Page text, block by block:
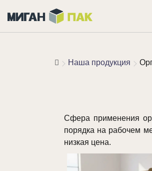
Наша продукция
Сфера применения
порядка на рабочем
низкая цена.